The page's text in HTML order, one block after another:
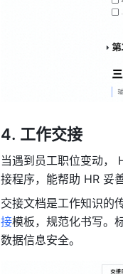
工作交接
当遇到员工职位变动，
接程序，能帮助 HR 妥
交接文档是工作知识的
接模板，规范化书写。
数据信息安全。